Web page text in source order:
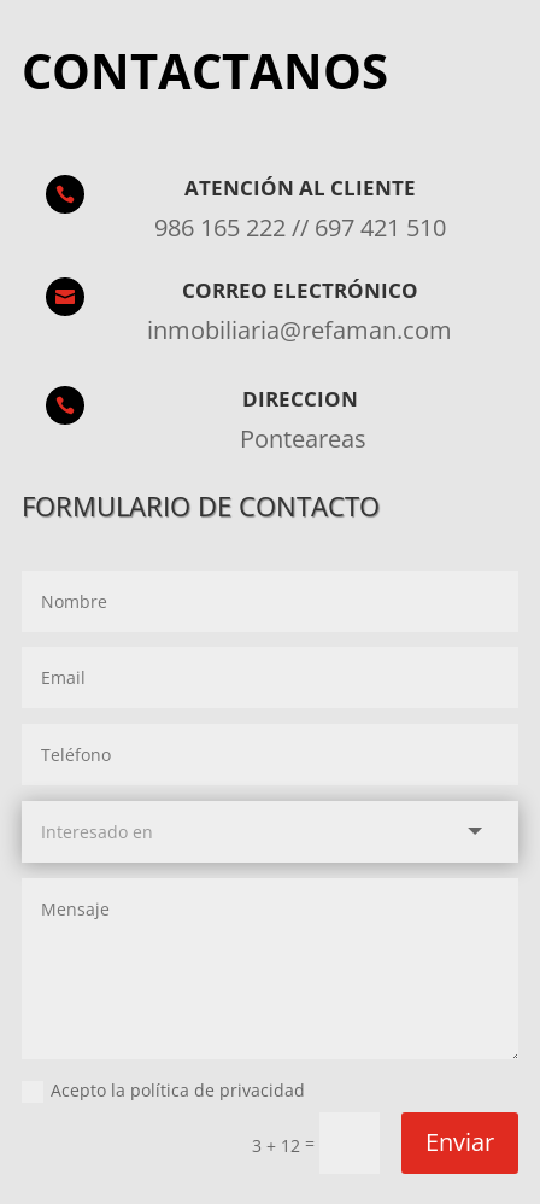
CONTACTANOS
 ATENCIÓN AL CLIENTE
986 165 222 // 697 421 510
 CORREO ELECTRÓNICO
inmobiliaria@refaman.com
 DIRECCION
Ponteareas
FORMULARIO DE CONTACTO
Acepto la política de privacidad
3 + 12 = Enviar